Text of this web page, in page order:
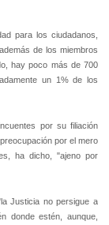
para los ciudadanos,
de los miembros
hay poco más de 700
un 1% de los
por su filiación
por el mero
ha dicho, "ajeno por
Justicia no persigue a
donde estén, aunque,